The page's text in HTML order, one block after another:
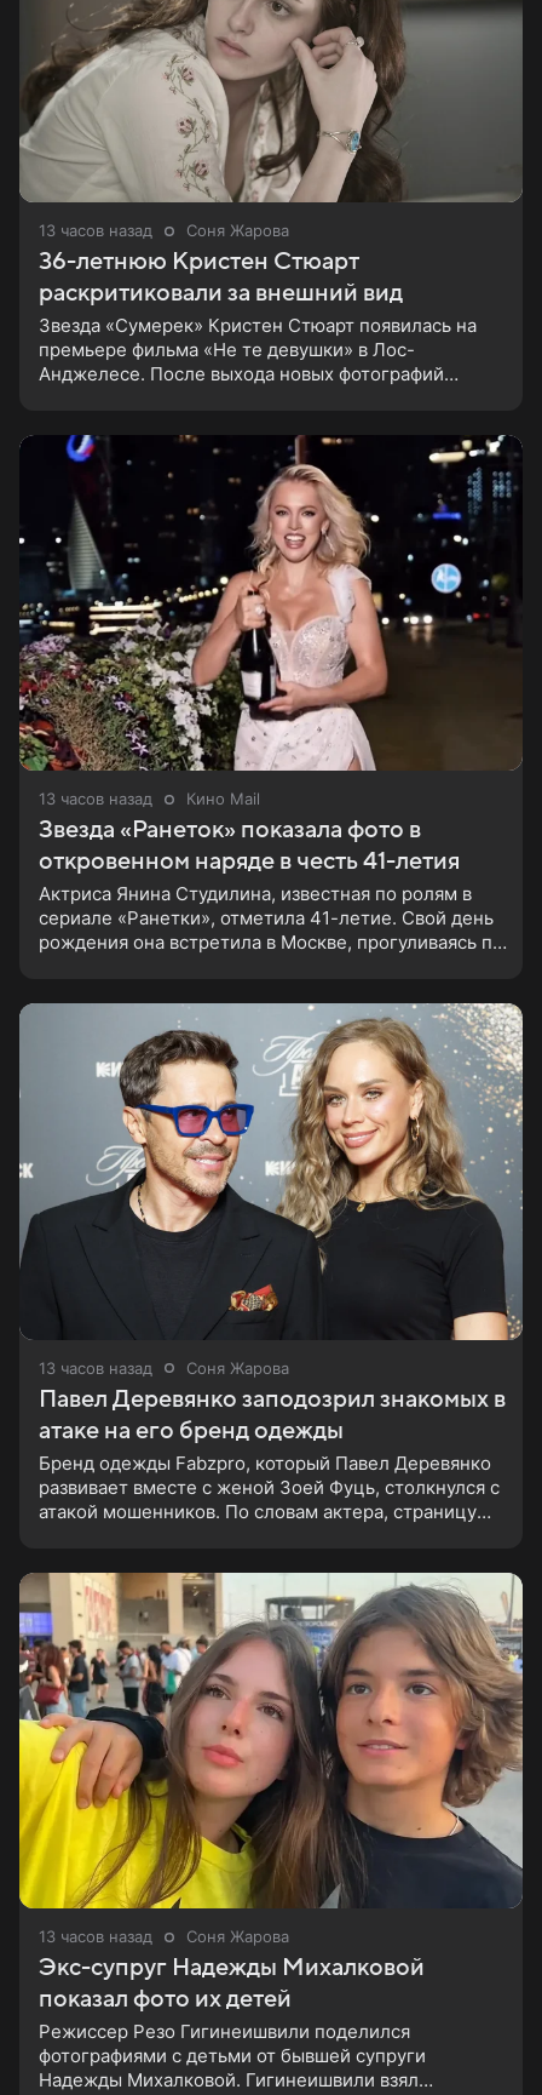
13 часов назад Соня Жарова
36-летнюю Кристен Стюарт
раскритиковали за внешний вид
Звезда «Сумерек» Кристен Стюарт появилась на
премьере фильма «Не те девушки» в Лос-
Анджелесе. После выхода новых фотографий
13 часов назад Кино Mail
Звезда «Ранеток» показала фото в
откровенном наряде в честь 41-летия
Актриса Янина Студилина, известная по ролям в
сериале «Ранетки», отметила 41-летие. Свой день
рождения она встретила в Москве, прогуливаясь по
13 часов назад Соня Жарова
Павел Деревянко заподозрил знакомых в
атаке на его бренд одежды
Бренд одежды Fabzpro, который Павел Деревянко
развивает вместе с женой Зоей Фуць, столкнулся с
атакой мошенников. По словам актера, страницу
13 часов назад Соня Жарова
Экс-супруг Надежды Михалковой
показал фото их детей
Режиссер Резо Гигинеишвили поделился
фотографиями с детьми от бывшей супруги
Надежды Михалковой. Гигинеишвили взял